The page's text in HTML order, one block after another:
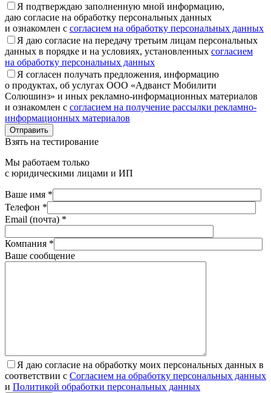
Я подтверждаю заполненную мной информацию,
даю согласие на обработку персональных данных
и ознакомлен с согласием на обработку персональных данных
Я даю согласие на передачу третьим лицам персональных
данных в порядке и на условиях, установленных согласием
на обработку персональных данных
Я согласен получать предложения, информацию
о продуктах, об услугах ООО «Адванст Мобилити
Солюшинз» и иных рекламно-информационных материалов
и ознакомлен с согласием на получение рассылки рекламно-
информационных материалов
Отправить
Взять на тестирование
Мы работаем только
с юридическими лицами и ИП
Ваше имя *
Телефон *
Email (почта) *
Компания *
Ваше сообщение
Я даю согласие на обработку моих персональных данных в
соответствии с Согласием на обработку персональных данных
и Политикой обработки персональных данных